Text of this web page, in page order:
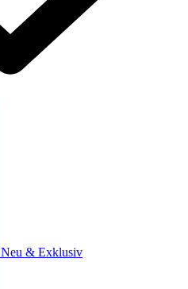
Neu & Exklusiv